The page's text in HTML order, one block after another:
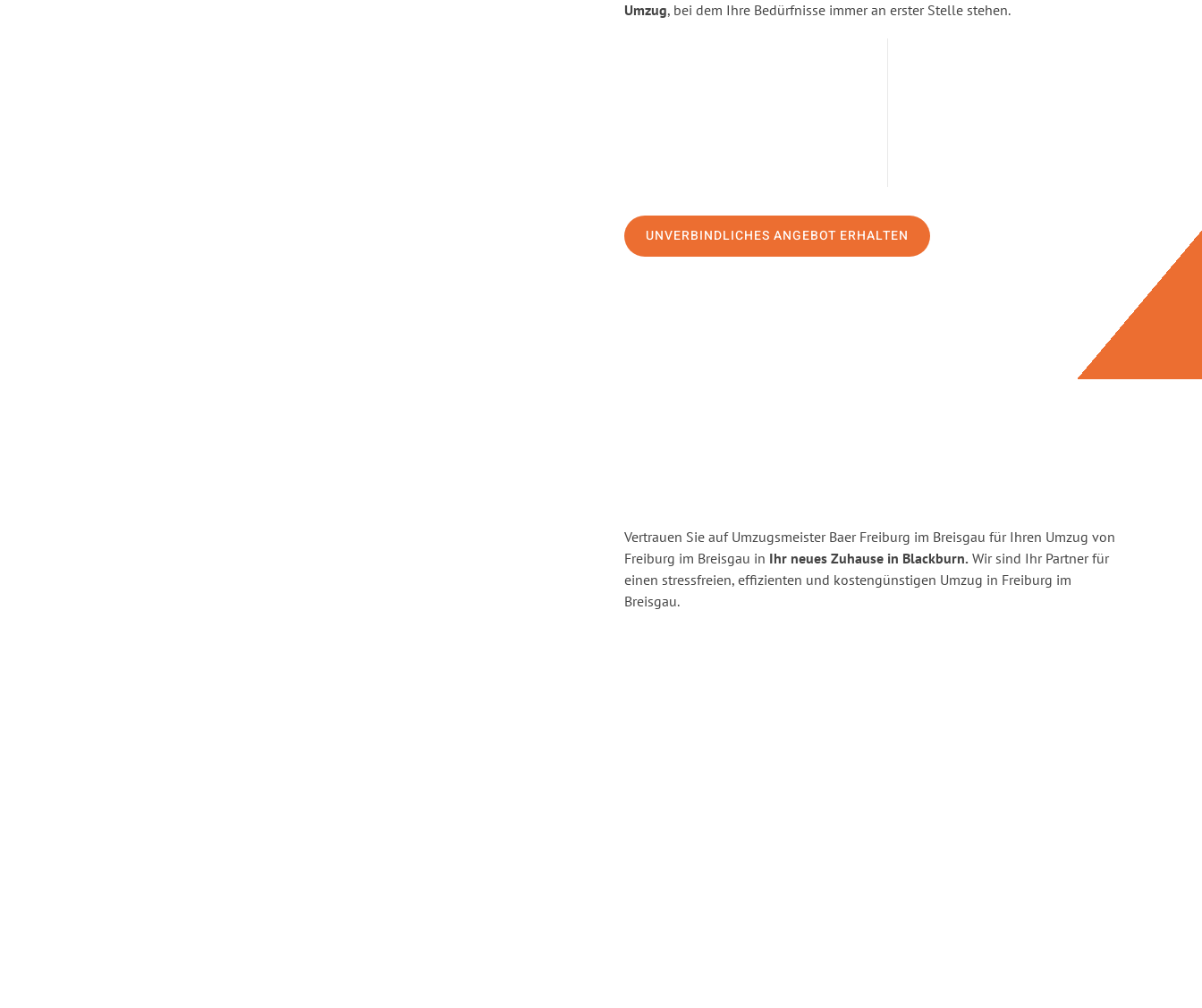
Umzug, bei dem Ihre Bedürfnisse immer an erster Stelle stehen.
UNVERBINDLICHES ANGEBOT ERHALTEN
Vertrauen Sie auf Umzugsmeister Baer Freiburg im Breisgau für Ihren Umzug von
Freiburg im Breisgau in Ihr neues Zuhause in Blackburn. Wir sind Ihr Partner für
einen stressfreien, effizienten und kostengünstigen Umzug in Freiburg im
Breisgau.